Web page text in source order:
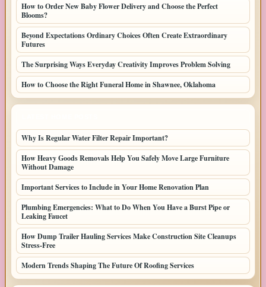
How to Order New Baby Flower Delivery and Choose the Perfect
Blooms?
Beyond Expectations Ordinary Choices Often Create Extraordinary
Futures
The Surprising Ways Everyday Creativity Improves Problem Solving
How to Choose the Right Funeral Home in Shawnee, Oklahoma
Why Is Regular Water Filter Repair Important?
How Heavy Goods Removals Help You Safely Move Large Furniture
Without Damage
Important Services to Include in Your Home Renovation Plan
Plumbing Emergencies: What to Do When You Have a Burst Pipe or
Leaking Faucet
How Dump Trailer Hauling Services Make Construction Site Cleanups
Stress-Free
Modern Trends Shaping The Future Of Roofing Services